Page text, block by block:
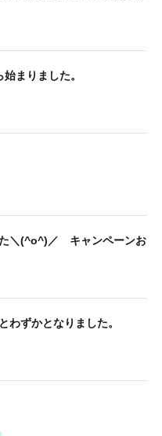
まりました。
＼(^o^)／ キャンペーンお
わずかとなりました。